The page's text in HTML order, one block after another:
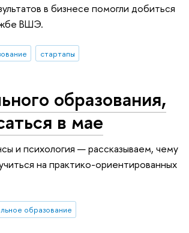
в бизнесе помогли добиться
ВШЭ.
стартапы
образования,
в мае
и психология — рассказываем, чему
на практико-ориентированных
образование